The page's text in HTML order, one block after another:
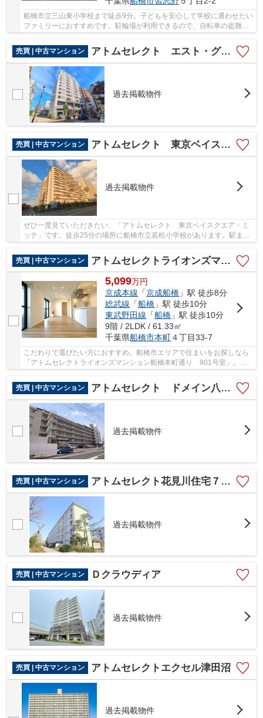
船橋市立三山東小学校まで徒歩9分。子どもを安心して学校に通わせたい
ファミリーにおすすめです。駐輪場が利用できるので、自転車の盗難の
売買 | 中古マンション
アトムセレクト エスト・グランディール船橋本町１３階
過去掲載物件
売買 | 中古マンション アトムセレクト 東京ベイスクエア・ミッテ
過去掲載物件
ぜひ一度見ていただきたい、「アトムセレクト 東京ベイスクエア・ミ
ッテ」です。徒歩25分の場所に船橋市立若松小学校があります。駅まで
は徒歩12分でアクセス可能です。御身体の不自...
売買 | 中古マンション
アトムセレクトライオンズマンション船橋本町通り 9階
5,099万円
京成本線 「京成船橋 」駅 徒歩8分
総武線 「船橋 」駅 徒歩10分
東武野田線 「船橋 」駅 徒歩10分
9階 / 2LDK / 61.33㎡
千葉県船橋市本町４丁目33-7
こだわりで選びたい方におすすめ。船橋市エリアで住まいをお探しなら
「アトムセレクトライオンズマンション船橋本町通り 901号室」。船
売買 | 中古マンション
アトムセレクト ドメイン八千代勝田台マンション
過去掲載物件
売買 | 中古マンション アトムセレクト花見川住宅７街区６号棟 ５０６号室
過去掲載物件
売買 | 中古マンション Ｄクラウディア
過去掲載物件
売買 | 中古マンション アトムセレクトエクセル津田沼
過去掲載物件